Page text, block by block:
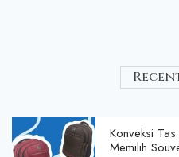
Konveksi
Memilih